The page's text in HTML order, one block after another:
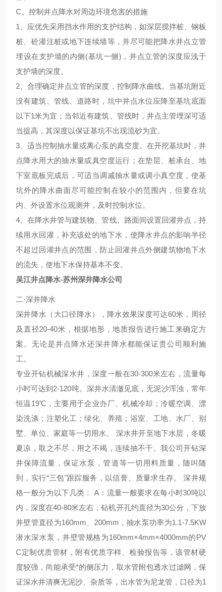
C、控制井点降水对周边环境危害的措施
1、应优先采用挡水作用的支护结构，如深层搅拌桩、钢板
桩、砼灌注桩或地下连续墙等，并尽可能把降水井点立管
埋设在支护墙的内侧(基坑一侧)，井点立管的深度应浅于
支护墙的深度。
2、合理确定井点立管的深度，控制降水曲线。当基坑附近
没有建筑、管线、道路时，坑中井点水位应降至基坑底面
以下1米为宜；当邻近有建筑、管线时，井点主管埋深可适
当提高，其深度以保证基坑不出现流砂为宜。
3、适当控制抽水量或离心泵的真空度。在开挖基坑时，井
点降水用大的抽水量或真空度运行；在垫层、桩承台、地
下室底板完成后，可适当调减抽水量或调小真空度，使基
坑外的降水曲面尽可能控制在较小的范围内，但要在坑
内、外设置水位观测井，及时控制水位。
4、在降水井管与建筑物、管线、路面间设置回灌井点，持
续用水回灌，补充该处的地下水，使降水井点的影响半径
不超过回灌井点的范围，防止回灌井点外侧建筑物地下水
的流失，使地下水保持基本不变。
吴江井点降水-苏州深井降水公司
二·深井降水
深井降水（大口径降水），降水效果深度可达60米，周径
及直径20-40米，根据地形，地质报告进行施工来确定方
案。无论是井点降水还深井降水都能保证贵公司顺利施
工。
专业开钻机械深水井，深度一般在30-300米左右，流量每
小时可达到2-120吨。深井水清澈见底，无泥沙浑浊，常年
恒温19℃，主要用于企业办厂、机械冷却；冷暖空调 、漂
染洗涤；注塑化工；绿化、养殖；浴室、工地、水厂、别
墅、单位、家庭等一切用水。 深水井开至地下水层，冬暖
夏凉，取之不尽，用之不竭，连续抽不干。我公司开钻深
井保障流量，保证水泵，管道等一切用料质量，随叫随
到，实行“三包"跟踪服务，以信誉、质量求生存。 深井规
格一般分为以下几类： A：流量一般要求在每小时30吨以
内，深度在40-80米左右，钻机开孔约直径为30公分，下放
井壁管直径为160mm、200mm，抽水泵功率为1.1-7.5KW
潜水深水泵，井壁管规格为160mm×4mm×4000mm的PV
C定制优质管材，附有优质字样、检验报告等，该管材硬
度较强，尚能承受*的侧压力，取水管附包透水过滤网 ，保
证深水井清爽无泥沙、杂质等，出水管为尼龙管，口径为1